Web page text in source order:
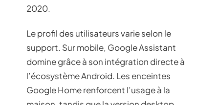
2020.
Le profil des utilisateurs varie selon le
support. Sur mobile, Google Assistant
domine grâce à son intégration directe à
l’écosystème Android. Les enceintes
Google Home renforcent l’usage à la